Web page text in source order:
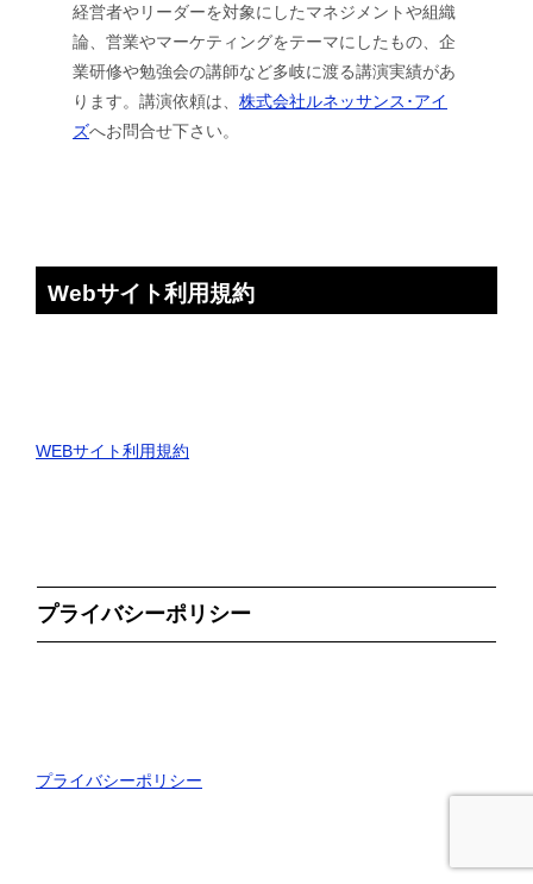
経営者やリーダーを対象にしたマネジメントや組織
論、営業やマーケティングをテーマにしたもの、企
業研修や勉強会の講師など多岐に渡る講演実績があ
ります。講演依頼は、株式会社ルネッサンス･アイ
ズへお問合せ下さい。
Webサイト利用規約
WEBサイト利用規約
プライバシーポリシー
プライバシーポリシー